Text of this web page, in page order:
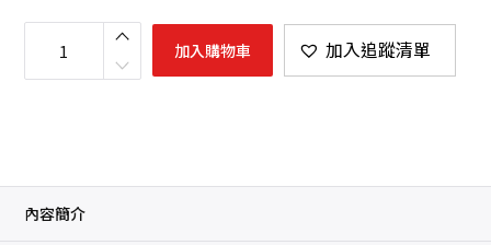
吾
歇
語
本
，
加入購物車 加入追蹤清單
內容簡介